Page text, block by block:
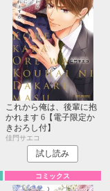
これから俺は、後輩に抱
かれます 6【電子限定か
きおろし付】
佳門サエコ
試し読み
コミックス